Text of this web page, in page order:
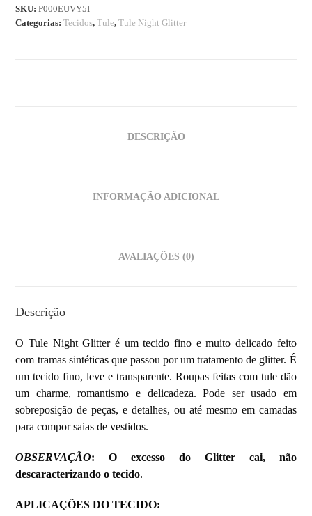
SKU:P000EUVY5I
Categorias:Tecidos,Tule,Tule Night Glitter
DESCRIÇÃO
INFORMAÇÃO ADICIONAL
AVALIAÇÕES (0)
Descrição
O Tule Night Glitter é um tecido fino e muito delicado feito
com tramas sintéticas que passou por um tratamento de glitter. É
um tecido fino, leve e transparente. Roupas feitas com tule dão
um charme, romantismo e delicadeza. Pode ser usado em
sobreposição de peças, e detalhes, ou até mesmo em camadas
para compor saias de vestidos.
OBSERVAÇÃO: O excesso do Glitter cai, não
descaracterizando o tecido.
APLICAÇÕES DO TECIDO: